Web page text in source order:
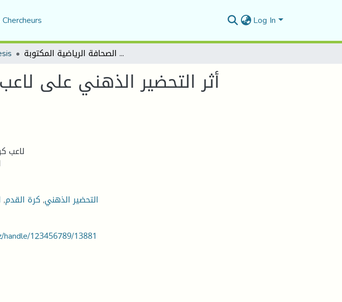
Log In
أثر التحضیر الذھني على لاعب كرة القدم في ظل ضغوطات الصحافة الریاضیة المكتوبة
أثر التحضیر الذھني على
لاعب
التحضیر الذھني,كرة القدم,
123456789/13881